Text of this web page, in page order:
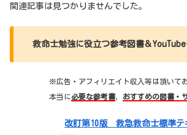
関連記事は見つかりませんでした。
救命士勉強に役立つ参考図書＆
※広告・アフィリエイト収入等は頂いて
本当に必要な参考書， おすすめの図書・
改訂第10版 救急救命士標準テ